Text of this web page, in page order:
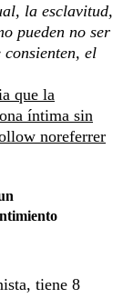
la esclavitud,
pueden no ser
consienten, el
que la
íntima sin
noreferrer
tiene 8